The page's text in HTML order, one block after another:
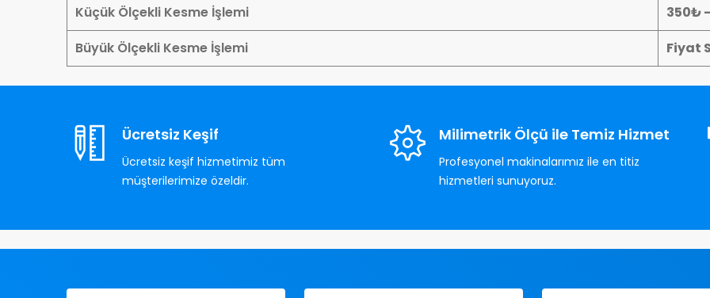
Küçük Ölçekli Kesme İşlemi
350₺
Büyük Ölçekli Kesme İşlemi
Fiyat
Ücretsiz Keşif
Ücretsiz keşif hizmetimiz tüm
müşterilerimize özeldir.
Milimetrik Ölçü ile Temiz Hizmet
Profesyonel makinalarımız ile en titiz
hizmetleri sunuyoruz.